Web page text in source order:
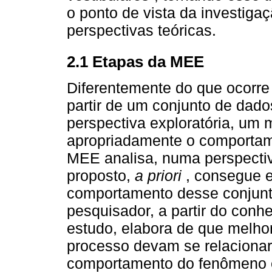
o ponto de vista da
perspectivas teóricas.
2.1 Etapas da MEE
Diferentemente do que
partir de um conjunto de
perspectiva exploratória, um
apropriadamente o
MEE analisa, numa
proposto, a priori , consegue
comportamento desse
pesquisador, a partir do
estudo, elabora de que
processo devam se
comportamento do fenômeno